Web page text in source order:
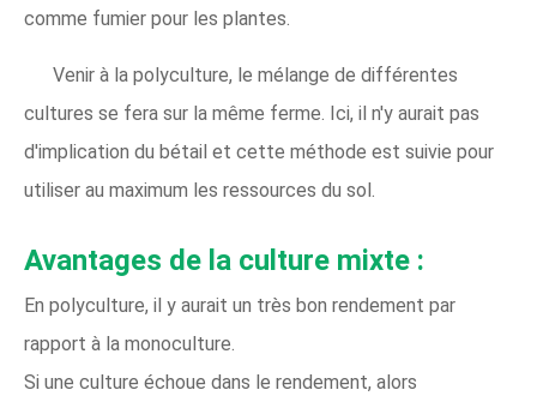
comme fumier pour les plantes.
Venir à la polyculture, le mélange de différentes
cultures se fera sur la même ferme. Ici, il n'y aurait pas
d'implication du bétail et cette méthode est suivie pour
utiliser au maximum les ressources du sol.
Avantages de la culture mixte :
En polyculture, il y aurait un très bon rendement par
rapport à la monoculture.
Si une culture échoue dans le rendement, alors